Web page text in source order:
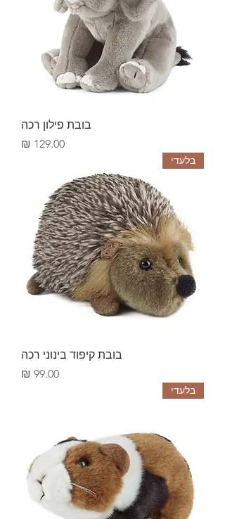
בובת פילון רכה
Price
129.00 ₪
בלעדי
בובת קיפוד בינוני רכה
Price
99.00 ₪
בלעדי